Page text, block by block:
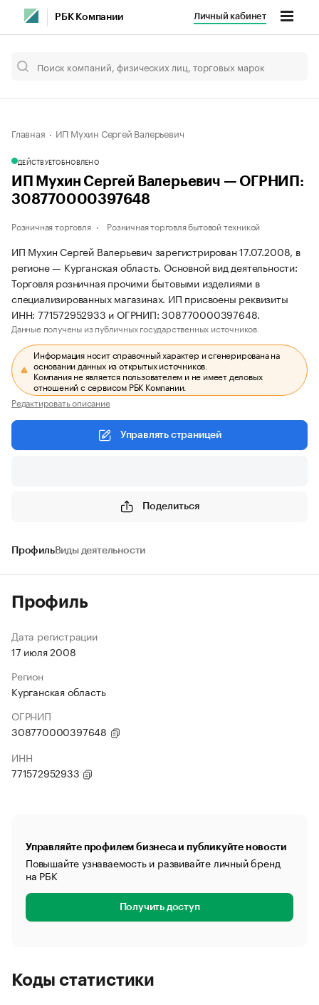
РБК Компании Личный кабинет
Главная ИП Мухин Сергей Валерьевич
ДЕЙСТВУЕТОБНОВЛЕНО
ИП Мухин Сергей Валерьевич — ОГРНИП:
308770000397648
Розничная торговля Розничная торговля бытовой техникой
ИП Мухин Сергей Валерьевич зарегистрирован 17.07.2008, в
регионе — Курганская область. Основной вид деятельности:
Торговля розничная прочими бытовыми изделиями в
специализированных магазинах. ИП присвоены реквизиты
ИНН: 771572952933 и ОГРНИП: 308770000397648.
Данные получены из публичных государственных источников.
Информация носит справочный характер и сгенерирована на
основании данных из открытых источников.
Компания не является пользователем и не имеет деловых
отношений с сервисом РБК Компании.
Редактировать описание
Управлять страницей
Поделиться
ПрофильВиды деятельности
Профиль
Дата регистрации
17 июля 2008
Регион
Курганская область
ОГРНИП
308770000397648
ИНН
771572952933
Управляйте профилем бизнеса и публикуйте новости
Повышайте узнаваемость и развивайте личный бренд
на РБК
Получить доступ
Коды статистики